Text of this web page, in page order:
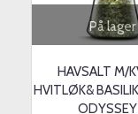
På lager
HAVSALT M/
HVITLØK&
ODYSSEY